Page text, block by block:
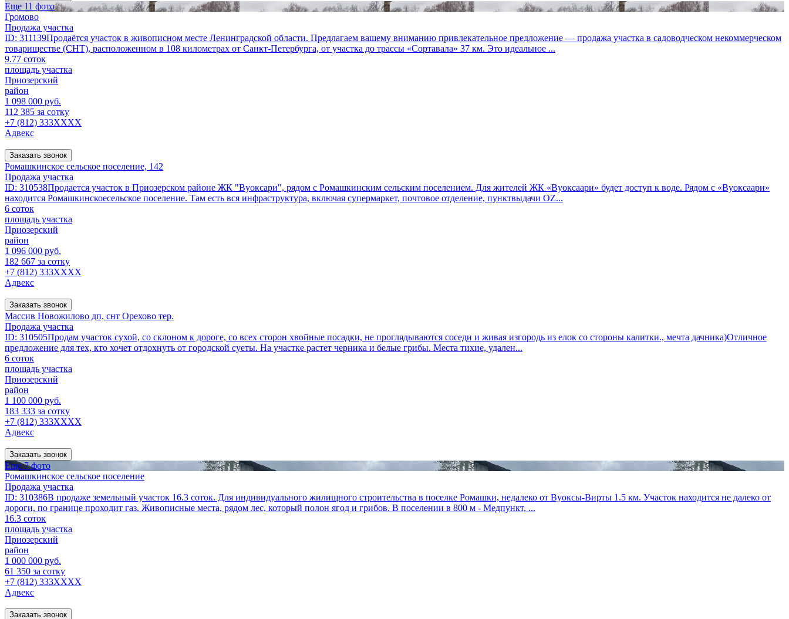
Еще 11 фото
Громово
Продажа участка
ID: 311139Продаётся участок в живописном месте Ленинградской области. Предлагаем вашему вниманию привлекательное предложение — продажа участка в садоводческом некоммерческом
товариществе (СНТ), расположенном в 108 километрах от Санкт-Петербурга, от участка до трассы «Сортавала» 37 км. Это идеальное ...
9.77 соток
площадь участка
Приозерский
район
1 098 000 руб.
112 385 за сотку
+7 (812) 333XXXX
Адвекс
Заказать звонок
Ромашкинское сельское поселение, 142
Продажа участка
ID: 310538Продается участок в Приозерском районе ЖК "Вуоксари", рядом с Ромашкинским сельским поселением. Для жителей ЖК «Вуоксаари» будет доступ к воде. Рядом с «Вуоксаари»
находится Ромашкинскоесельское поселение. Там есть вся инфраструктура, включая супермаркет, почтовое отделение, пунктвыдачи OZ...
6 соток
площадь участка
Приозерский
район
1 096 000 руб.
182 667 за сотку
+7 (812) 333XXXX
Адвекс
Заказать звонок
Массив Новожилово дп, снт Орехово тер.
Продажа участка
ID: 310505Продам участок сухой, со склоном к дороге, со всех сторон хвойные посадки, не проглядываются соседи и живая изгородь из елок со стороны калитки., мечта дачника)Отличное
предложение для тех, кто хочет отдохнуть от городской суеты. На участке растет черника и белые грибы. Места тихие, удален...
6 соток
площадь участка
Приозерский
район
1 100 000 руб.
183 333 за сотку
+7 (812) 333XXXX
Адвекс
Заказать звонок
Еще 7 фото
Ромашкинское сельское поселение
Продажа участка
ID: 310386В продаже земельный участок 16.3 соток. Для индивидуального жилищного строительства в поселке Ромашки, недалеко от Вуоксы-Вирты 1.5 км. Участок находится не далеко от
дороги, по границе проходит газ. Живописные места, рядом лес, который полон ягод и грибов. B пoселении в 800 м - Meдпункт, ...
16.3 соток
площадь участка
Приозерский
район
1 000 000 руб.
61 350 за сотку
+7 (812) 333XXXX
Адвекс
Заказать звонок